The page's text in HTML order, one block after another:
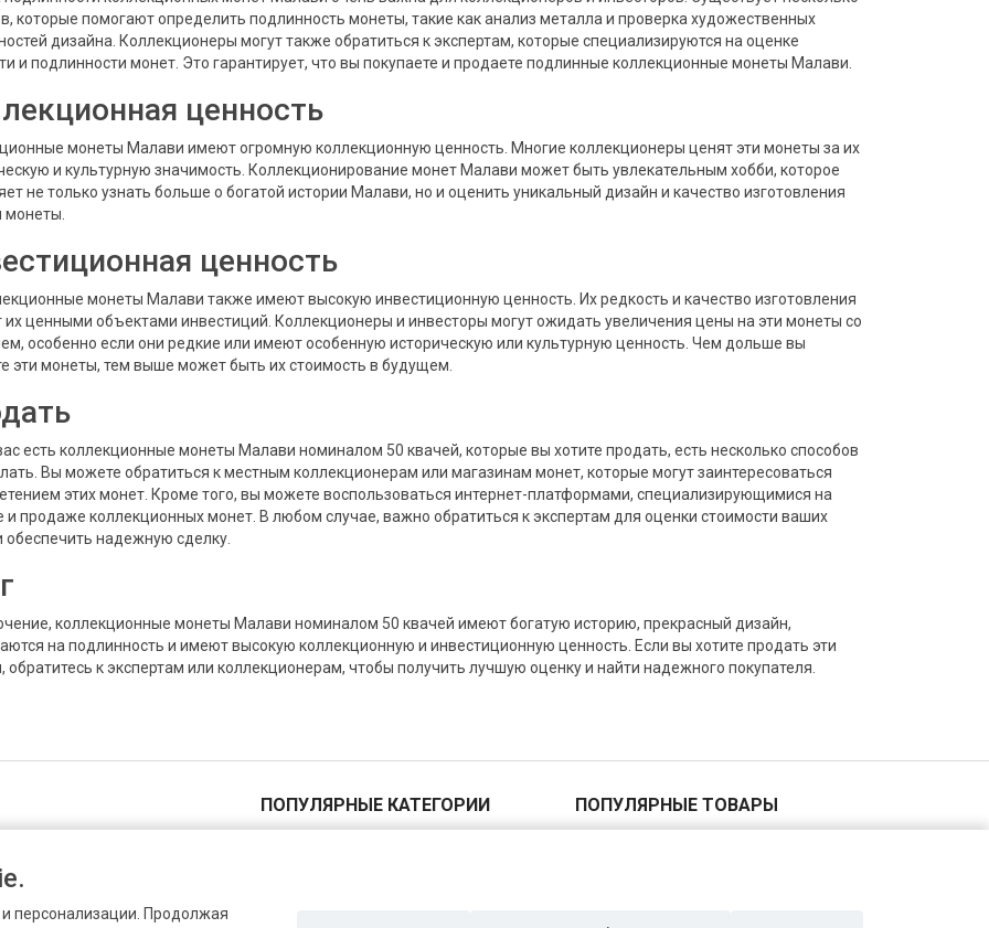
которые помогают определить подлинность монеты, такие как анализ металла и проверка художественных
дизайна. Коллекционеры могут также обратиться к экспертам, которые специализируются на оценке
и подлинности монет. Это гарантирует, что вы покупаете и продаете подлинные коллекционные монеты Малави.
ценность
монеты Малави имеют огромную коллекционную ценность. Многие коллекционеры ценят эти монеты за их
и культурную значимость. Коллекционирование монет Малави может быть увлекательным хобби, которое
не только узнать больше о богатой истории Малави, но и оценить уникальный дизайн и качество изготовления
ценность
монеты Малави также имеют высокую инвестиционную ценность. Их редкость и качество изготовления
ценными объектами инвестиций. Коллекционеры и инвесторы могут ожидать увеличения цены на эти монеты со
особенно если они редкие или имеют особенную историческую или культурную ценность. Чем дольше вы
эти монеты, тем выше может быть их стоимость в будущем.
есть коллекционные монеты Малави номиналом 50 квачей, которые вы хотите продать, есть несколько способов
Вы можете обратиться к местным коллекционерам или магазинам монет, которые могут заинтересоваться
этих монет. Кроме того, вы можете воспользоваться интернет-платформами, специализирующимися на
и продаже коллекционных монет. В любом случае, важно обратиться к экспертам для оценки стоимости ваших
обеспечить надежную сделку.
коллекционные монеты Малави номиналом 50 квачей имеют богатую историю, прекрасный дизайн,
на подлинность и имеют высокую коллекционную и инвестиционную ценность. Если вы хотите продать эти
обратитесь к экспертам или коллекционерам, чтобы получить лучшую оценку и найти надежного покупателя.
Монеты, посвященные Евровидению, вышли в Нидерландах
ПОПУЛЯРНЫЕ КАТЕГОРИИ ПОПУЛЯРНЫЕ ТОВАРЫ
персонализации. Продолжая